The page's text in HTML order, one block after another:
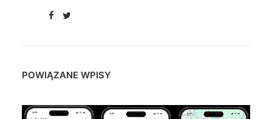
POWIĄZANE WPISY